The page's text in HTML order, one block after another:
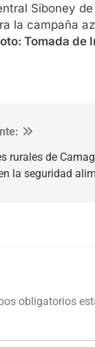
Siboney
la campaña
Tomada de
rurales de
la seguridad
obligatorios